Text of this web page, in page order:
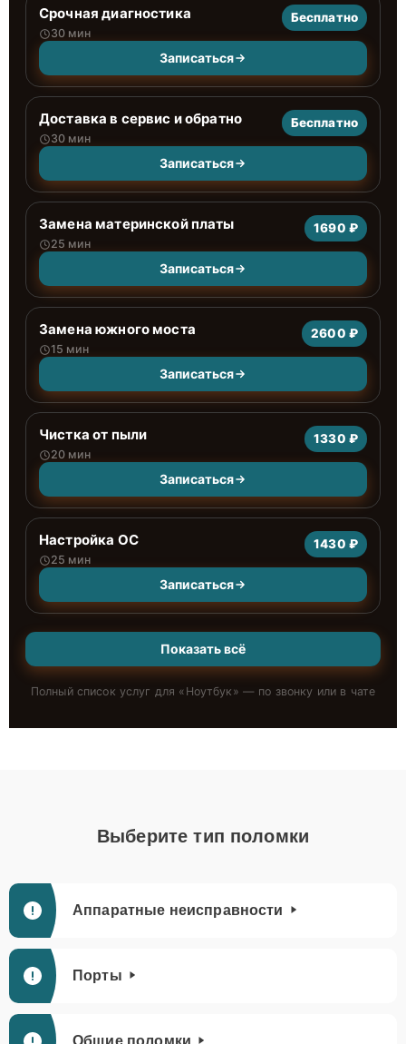
Срочная диагностика
30 мин
Бесплатно
Записаться
Доставка в сервис и обратно
30 мин
Бесплатно
Записаться
Замена материнской платы
25 мин
1690 ₽
Записаться
Замена южного моста
15 мин
2600 ₽
Записаться
Чистка от пыли
20 мин
1330 ₽
Записаться
Настройка ОС
25 мин
1430 ₽
Записаться
Показать всё
Полный список услуг для « Ноутбук » — по звонку или в чате
Выберите тип поломки
Аппаратные неисправности
Порты
Общие поломки